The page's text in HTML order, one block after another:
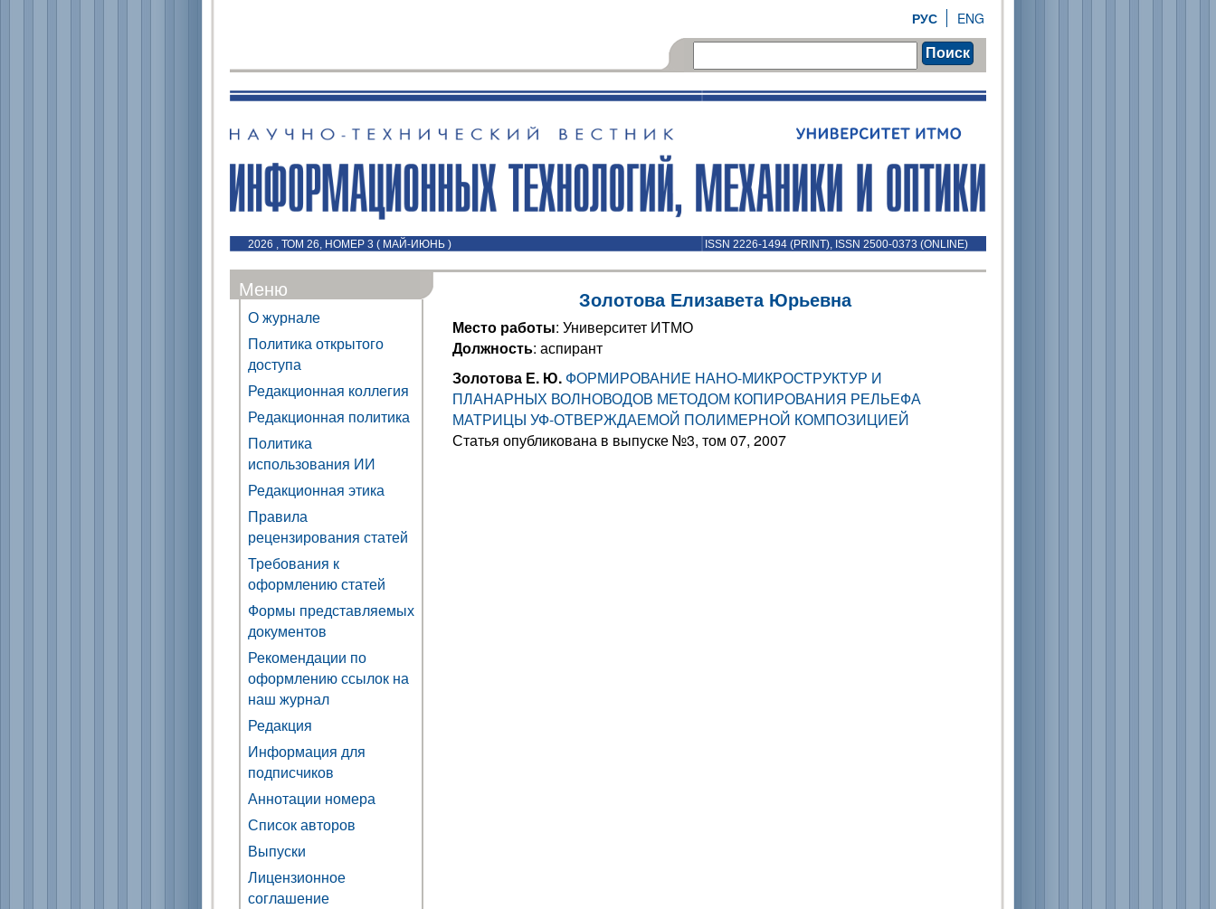
ENG
РУС
Поиск
2026 , ТОМ 26, НОМЕР 3 ( МАЙ-ИЮНЬ ) ISSN 2226-1494 (PRINT), ISSN 2500-0373 (ONLINE)
Меню
О журнале
Политика открытого
доступа
Редакционная коллегия
Редакционная политика
Политика
использования ИИ
Редакционная этика
Правила
рецензирования статей
Требования к
оформлению статей
Формы представляемых
документов
Рекомендации по
оформлению ссылок на
наш журнал
Редакция
Информация для
подписчиков
Аннотации номера
Список авторов
Выпуски
Лицензионное
соглашение
Золотова Елизавета Юрьевна
Место работы: Университет ИТМО
Должность: аспирант
Золотова Е. Ю. ФОРМИРОВАНИЕ НАНО-МИКРОСТРУКТУР И
ПЛАНАРНЫХ ВОЛНОВОДОВ МЕТОДОМ КОПИРОВАНИЯ РЕЛЬЕФА
МАТРИЦЫ УФ-ОТВЕРЖДАЕМОЙ ПОЛИМЕРНОЙ КОМПОЗИЦИЕЙ
Статья опубликована в выпуске №3, том 07, 2007